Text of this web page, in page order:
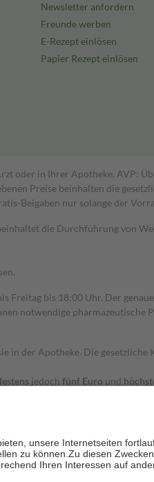
Newsletter anfordern
Freunde werben
E-Rezept einlösen
Papier Rezept einlösen
oder in Ihrer Apotheke. AVP:
Preise beinhalten die
Beigaben nur solange der
die Durchführung von
bis 18:00 Uhr. Der
notwendige
der Apotheke. Die
jedoch fünf Euro und
der Familie zu unterstützen,